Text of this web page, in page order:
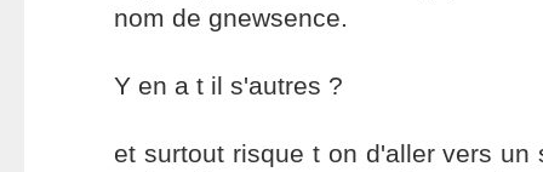
nom de gnewsence.
Y en a t il s'autres ?
et surtout risque t on d'aller vers un